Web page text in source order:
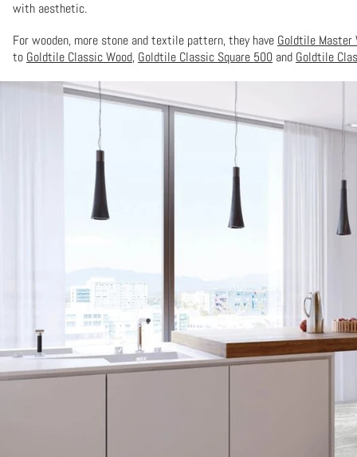
with aesthetic.
For wooden, more stone and textile pattern, they have Goldtile Master
to Goldtile Classic Wood, Goldtile Classic Square 500 and Goldtile